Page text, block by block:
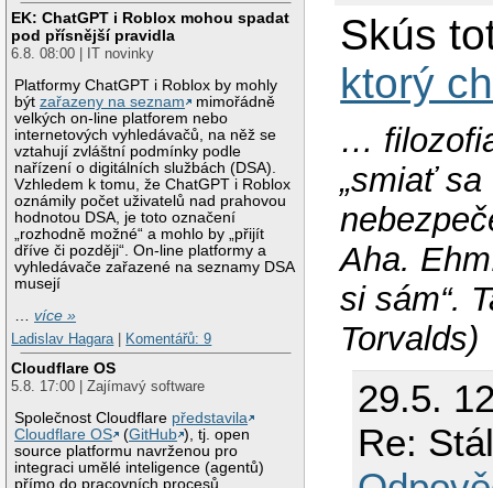
EK: ChatGPT i Roblox mohou spadat
pod přísnější pravidla
6.8. 08:00 | IT novinky
Platformy ChatGPT i Roblox by mohly
býtzařazeny na seznam
mimořádně
velkých on-line platforem nebo
internetových vyhledávačů, na něž se
vztahují zvláštní podmínky podle
nařízení o digitálních službách (DSA).
Vzhledem k tomu, že ChatGPT i Roblox
oznámily počet uživatelů nad prahovou
hodnotou DSA, je toto označení
„rozhodně možné“ a mohlo by „přijít
dříve či později“. On-line platformy a
vyhledávače zařazené na seznamy DSA
musejí
…více »
Ladislav Hagara| Komentářů: 9
Cloudflare OS
5.8. 17:00 | Zajímavý software
Společnost Cloudflare představila
Cloudflare OS
(GitHub ), tj. open
source platformu navrženou pro
integraci umělé inteligence (agentů)
přímo do pracovních procesů
Skús
ktorý
…
„smiať sa
Aha.
si sám“.
Torvalds)
29.5.
Re: